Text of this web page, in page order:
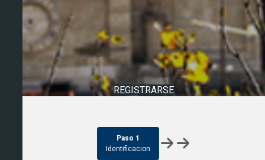
REGISTRARSE
Paso 1
Identificacion